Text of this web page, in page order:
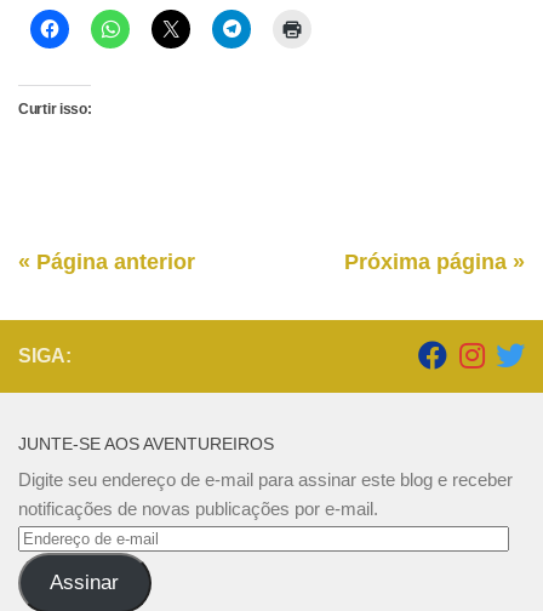
Curtir isso:
« Página anterior Próxima página »
SIGA:
JUNTE-SE AOS AVENTUREIROS
Digite seu endereço de e-mail para assinar este blog e receber
notificações de novas publicações por e-mail.
Endereço
de
e-
Assinar